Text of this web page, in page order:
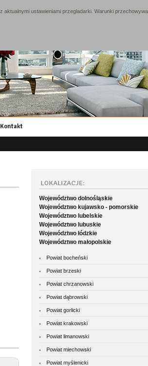
Kontakt
LOKALIZACJE:
Województwo dolnośląskie
Województwo kujawsko - pomorskie
Województwo lubelskie
Województwo lubuskie
Województwo łódzkie
Województwo małopolskie
Powiat bocheński
Powiat brzeski
Powiat chrzanowski
Powiat dąbrowski
Powiat gorlicki
Powiat krakowski
Powiat limanowski
Powiat miechowski
Powiat myślenicki
ustawieniami przegladarki. Warunki